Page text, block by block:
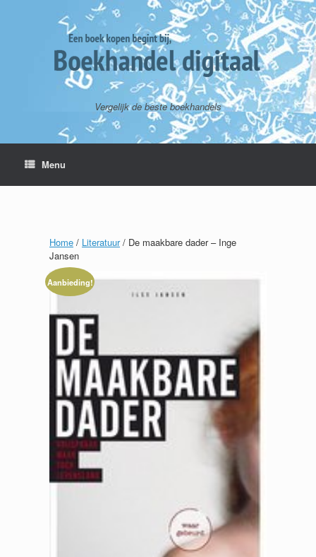
Vergelijk de beste boekhandels
Menu
Home / Literatuur/ De maakbare dader – Inge
Jansen
Aanbieding!